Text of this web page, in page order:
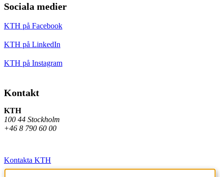
Sociala medier
KTH på Facebook
KTH på LinkedIn
KTH på Instagram
Kontakt
KTH
100 44 Stockholm
+46 8 790 60 00
Kontakta KTH